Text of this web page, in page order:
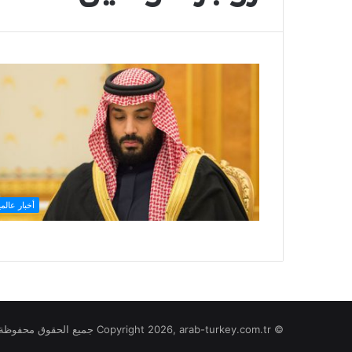
أخبار
© Copyright 2026, arab-turkey.com.tr جميع الحقوق محفوظة لموقع تركيا بالعربي